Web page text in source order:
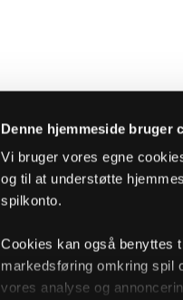
Denne hjemmeside bruger
Vi bruger vores egne
og til at understøtte
spilkonto.
Cookies kan også benyttes
markedsføring omkring spil
vores analyse og